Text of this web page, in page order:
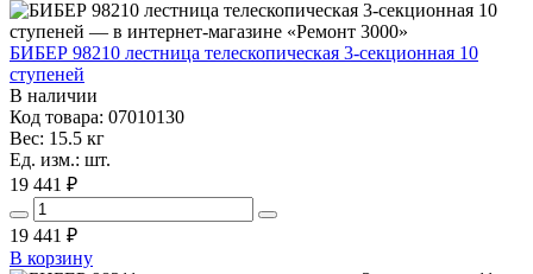
БИБЕР 98210 лестница телескопическая 3-секционная 10
ступеней
В наличии
Код товара: 07010130
Вес: 15.5 кг
Ед. изм.: шт.
19 441 ₽
19 441 ₽
В корзину